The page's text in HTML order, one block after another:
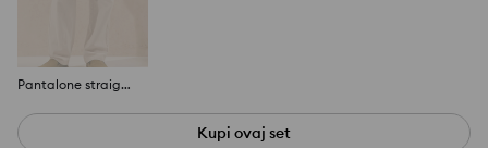
Pantalone straight fit
Kupi ovaj set